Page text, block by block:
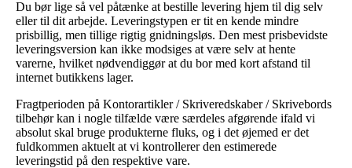
Du bør lige så vel påtænke at bestille levering hjem til dig selv
eller til dit arbejde. Leveringstypen er tit en kende mindre
prisbillig, men tillige rigtig gnidningsløs. Den mest prisbevidste
leveringsversion kan ikke modsiges at være selv at hente
varerne, hvilket nødvendiggør at du bor med kort afstand til
internet butikkens lager.
Fragtperioden på Kontorartikler / Skriveredskaber / Skrivebords
tilbehør kan i nogle tilfælde være særdeles afgørende ifald vi
absolut skal bruge produkterne fluks, og i det øjemed er det
fuldkommen aktuelt at vi kontrollerer den estimerede
leveringstid på den respektive vare.